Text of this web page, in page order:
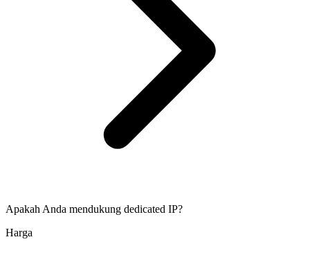
Apakah Anda mendukung dedicated IP?
Harga